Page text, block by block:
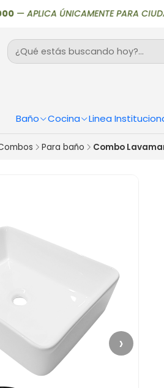
Baño Cocina Linea
APLICA ÚNICAMENTE PARA
Para baño Combo
›